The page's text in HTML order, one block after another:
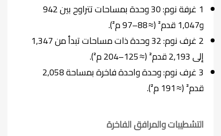
1 غرفة نوم: 30 وحدة بمساحات تتراوح بين 942
و1,047 قدم² (≈ 88–97 م²).
2 غرف نوم: 32 وحدة ذات مساحات تبدأ من 1,347
إلى 2,193 قدم² (≈ 125–204 م²).
3 غرف نوم: وحدة واحدة فاخرة بمساحة 2,058
قدم² (≈ 191 م²).
التشطيبات والمرافق الفاخرة